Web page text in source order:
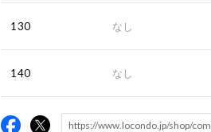
130 なし
140 なし